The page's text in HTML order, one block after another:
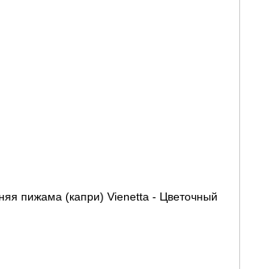
пижама (капри) Vienetta - Цветочный